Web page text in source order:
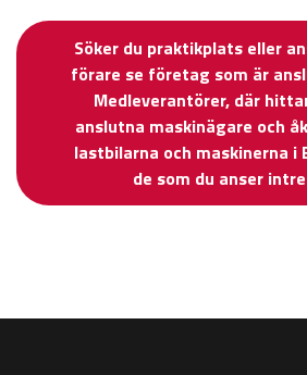
Söker du praktikplats eller
förare se företag som är
Medleverantörer, där
anslutna maskinägare och
lastbilarna och maskinerna i
de som du anser